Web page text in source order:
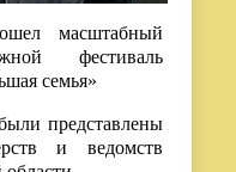
масштабный
фестиваль
семья»
представлены
и ведомств